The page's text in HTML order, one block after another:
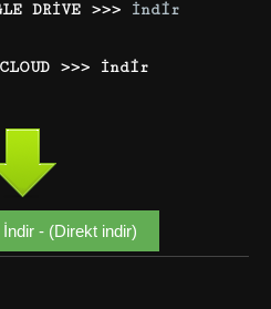
DRİVE >>> İndir
>>> İndir
- (Direkt indir)